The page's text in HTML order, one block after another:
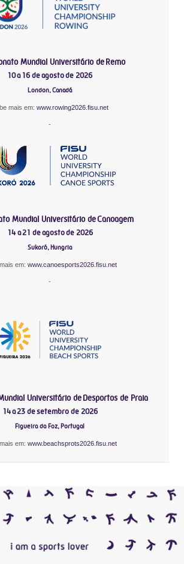
Mundial Universitário de Remo
10 a 16 de agosto de 2026
London, Canadá
mais em: www.rowing2026.fisu.net
-
Mundial Universitário de Canoagem
14 a 21 de agosto de 2026
Sukoró, Hungria
em: www.canoesports2026.fisu.net
-
Universitário de Desportos de Praia
14 a 23 de setembro de 2026
Figueira da Foz, Portugal
em: www.beachsprots2026.fisu.net